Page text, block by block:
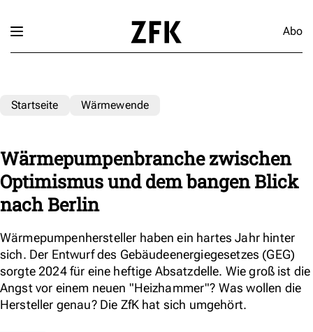
Abo
Startseite Wärmewende
Wärmepumpenbranche zwischen
Optimismus und dem bangen Blick
nach Berlin
Wärmepumpenhersteller haben ein hartes Jahr hinter
sich. Der Entwurf des Gebäudeenergiegesetzes (GEG)
sorgte 2024 für eine heftige Absatzdelle. Wie groß ist die
Angst vor einem neuen "Heizhammer"? Was wollen die
Hersteller genau? Die ZfK hat sich umgehört.